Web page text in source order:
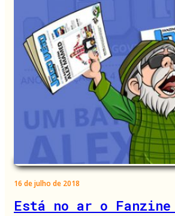
16 de julho de 2018
Está no ar o Fanzine